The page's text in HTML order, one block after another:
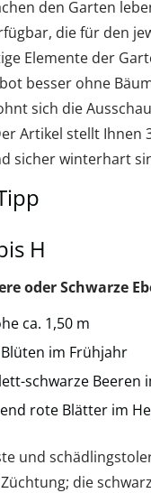
den Garten
die für den
Elemente der
besser ohne
sich die
Artikel stellt Ihnen
sicher winterhart
H
oder Schwarze
ca. 1,50 m
im Frühjahr
schwarze Beeren
rote Blätter im
und
die